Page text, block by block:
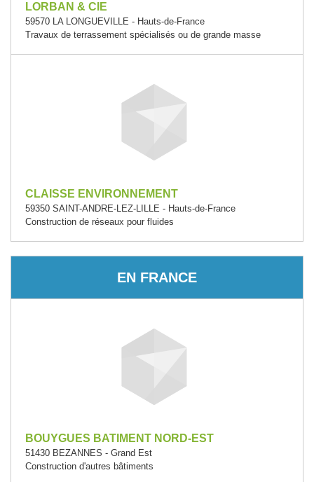
LORBAN & CIE
59570 LA LONGUEVILLE - Hauts-de-France
Travaux de terrassement spécialisés ou de grande masse
CLAISSE ENVIRONNEMENT
59350 SAINT-ANDRE-LEZ-LILLE - Hauts-de-France
Construction de réseaux pour fluides
EN FRANCE
BOUYGUES BATIMENT NORD-EST
51430 BEZANNES - Grand Est
Construction d'autres bâtiments